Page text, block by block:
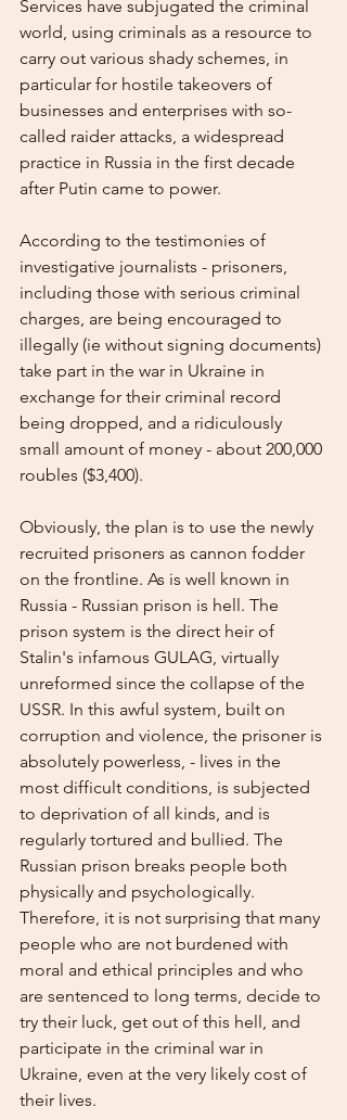
Services have subjugated the criminal
world, using criminals as a resource to
carry out various shady schemes, in
particular for hostile takeovers of
businesses and enterprises with so-
called raider attacks, a widespread
practice in Russia in the first decade
after Putin came to power.
According to the testimonies of
investigative journalists - prisoners,
including those with serious criminal
charges, are being encouraged to
illegally (ie without signing documents)
take part in the war in Ukraine in
exchange for their criminal record
being dropped, and a ridiculously
small amount of money - about 200,000
roubles ($3,400).
Obviously, the plan is to use the newly
recruited prisoners as cannon fodder
on the frontline. As is well known in
Russia - Russian prison is hell. The
prison system is the direct heir of
Stalin's infamous GULAG, virtually
unreformed since the collapse of the
USSR. In this awful system, built on
corruption and violence, the prisoner is
absolutely powerless, - lives in the
most difficult conditions, is subjected
to deprivation of all kinds, and is
regularly tortured and bullied. The
Russian prison breaks people both
physically and psychologically.
Therefore, it is not surprising that many
people who are not burdened with
moral and ethical principles and who
are sentenced to long terms, decide to
try their luck, get out of this hell, and
participate in the criminal war in
Ukraine, even at the very likely cost of
their lives.